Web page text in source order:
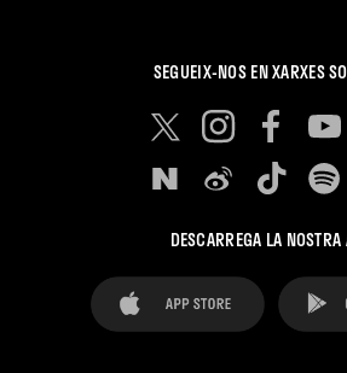
SEGUEIX-NOS EN XARXES
DESCARREGA LA NOSTRA